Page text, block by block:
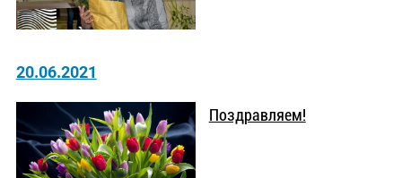
20.06.2021
Поздравляем!